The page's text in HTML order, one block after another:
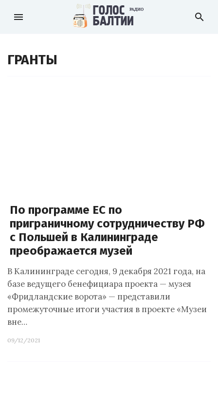
menu search
ГРАНТЫ
По программе ЕС по
приграничному сотрудничеству РФ
с Польшей в Калининграде
преображается музей
В Калининграде сегодня, 9 декабря 2021 года, на
базе ведущего бенефициара проекта — музея
«Фридландские ворота» — представили
промежуточные итоги участия в проекте «Музеи
вне…
09/12/2021